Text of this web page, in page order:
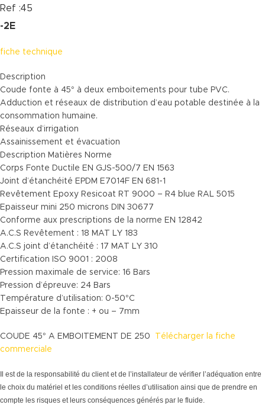
Ref :45
-2E
fiche technique
Description
Coude fonte à 45° à deux emboitements pour tube PVC.
Adduction et réseaux de distribution d’eau potable destinée à la
consommation humaine.
Réseaux d’irrigation
Assainissement et évacuation
Description Matières Norme
Corps Fonte Ductile EN GJS-500/7 EN 1563
Joint d’étanchéité EPDM E7014F EN 681-1
Revêtement Epoxy Resicoat RT 9000 – R4 blue RAL 5015
Epaisseur mini 250 microns DIN 30677
Conforme aux prescriptions de la norme EN 12842
A.C.S Revêtement : 18 MAT LY 183
A.C.S joint d’étanchéité : 17 MAT LY 310
Certification ISO 9001 : 2008
Pression maximale de service: 16 Bars
Pression d’épreuve: 24 Bars
Température d’utilisation: 0-50°C
Epaisseur de la fonte : + ou – 7mm
COUDE 45° A EMBOITEMENT DE 250 Télécharger la fiche
commerciale
Il est de la responsabilité du client et de l’installateur de vérifier l’adéquation entre
le choix du matériel et les conditions réelles d’utilisation ainsi que de prendre en
compte les risques et leurs conséquences générés par le fluide.